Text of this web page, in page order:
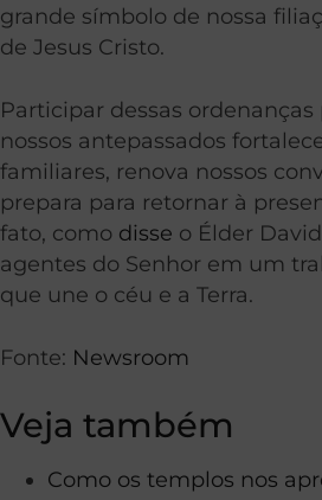
grande símbolo de nossa
de Jesus Cristo.
Participar dessas ordenanças
nossos antepassados
familiares, renova nossos
prepara para retornar à
fato, como disse o Élder
agentes do Senhor em um
que une o céu e a Terra.
Fonte: Newsroom
Veja também
Como os templos nos